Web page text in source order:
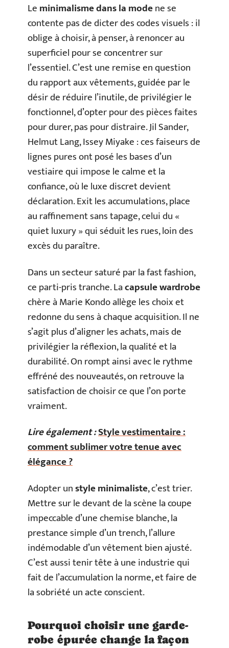
Leminimalisme dans la modene se
contente pas de dicter des codes visuels : il
oblige à choisir, à penser, à renoncer au
superficiel pour se concentrer sur
l’essentiel. C’est une remise en question
du rapport aux vêtements, guidée par le
désir de réduire l’inutile, de privilégier le
fonctionnel, d’opter pour des pièces faites
pour durer, pas pour distraire. Jil Sander,
Helmut Lang, Issey Miyake : ces faiseurs de
lignes pures ont posé les bases d’un
vestiaire qui impose le calme et la
confiance, où le luxe discret devient
déclaration. Exit les accumulations, place
au raffinement sans tapage, celui du «
quiet luxury » qui séduit les rues, loin des
excès du paraître.
Dans un secteur saturé par la fast fashion,
ce parti-pris tranche. Lacapsule wardrobe
chère à Marie Kondo allège les choix et
redonne du sens à chaque acquisition. Il ne
s’agit plus d’aligner les achats, mais de
privilégier la réflexion, la qualité et la
durabilité. On rompt ainsi avec le rythme
effréné des nouveautés, on retrouve la
satisfaction de choisir ce que l’on porte
vraiment.
Lire également :Style vestimentaire :
comment sublimer votre tenue avec
élégance ?
Adopter unstyle minimaliste, c’est trier.
Mettre sur le devant de la scène la coupe
impeccable d’une chemise blanche, la
prestance simple d’un trench, l’allure
indémodable d’un vêtement bien ajusté.
C’est aussi tenir tête à une industrie qui
fait de l’accumulation la norme, et faire de
la sobriété un acte conscient.
Pourquoi choisir une garde-
robe épurée change la façon